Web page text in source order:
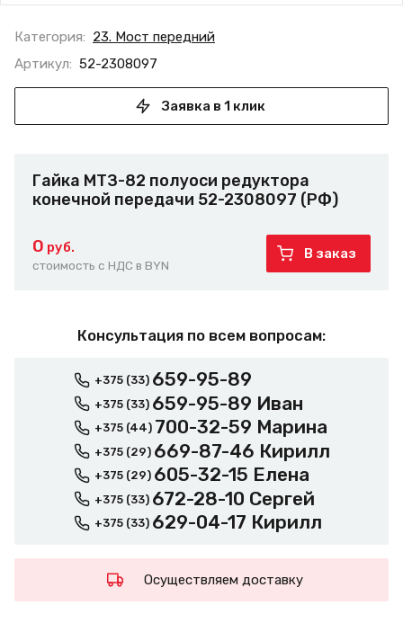
Категория: 23. Мост передний
Артикул: 52-2308097
Заявка в 1 клик
Гайка МТЗ-82 полуоси редуктора
конечной передачи 52-2308097 (РФ)
0 руб.
стоимость с НДС в BYN
В заказ
Консультация по всем вопросам:
+375 (33) 659-95-89
+375 (33) 659-95-89 Иван
+375 (44) 700-32-59 Марина
+375 (29) 669-87-46 Кирилл
+375 (29) 605-32-15 Елена
+375 (33) 672-28-10 Сергей
+375 (33) 629-04-17 Кирилл
Осуществляем доставку